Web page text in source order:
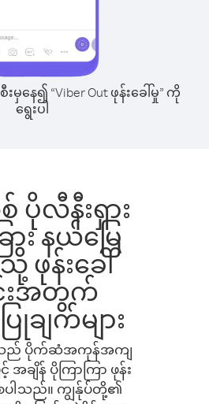
မှနေ၍ “Viber Out ဖုန်းခေါ်မှု” ကို
ရွေးပါ
ပိုလီနီးရှား
ား နယ်မြေ
သို့ ဖုန်းခေါ်
းအတွက်
ချက်များ
သည် ပိုက်ဆံအကုန်အကျ
အချိန် ပိုကြာကြာ ဖုန်း
ေပါသည်။ ကျွန်ုပ်တို့၏